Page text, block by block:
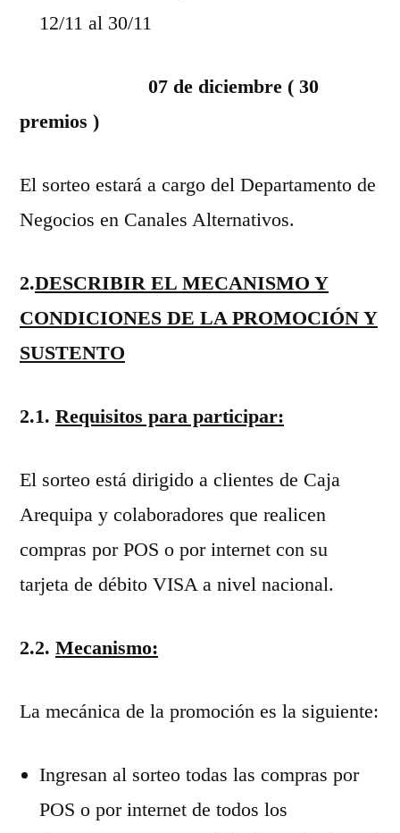
12/11 al 30/11
07 de diciembre ( 30
premios )
El sorteo estará a cargo del Departamento de
Negocios en Canales Alternativos.
2.DESCRIBIR EL MECANISMO Y
CONDICIONES DE LA PROMOCIÓN Y
SUSTENTO
2.1. Requisitos para participar:
El sorteo está dirigido a clientes de Caja
Arequipa y colaboradores que realicen
compras por POS o por internet con su
tarjeta de débito VISA a nivel nacional.
2.2. Mecanismo:
La mecánica de la promoción es la siguiente:
Ingresan al sorteo todas las compras por
POS o por internet de todos los